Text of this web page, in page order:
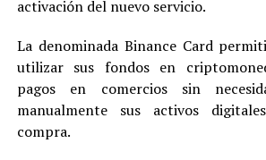
activación del nuevo servicio.
La denominada Binance Card
utilizar sus fondos en
pagos en comercios sin
manualmente sus activos
compra.